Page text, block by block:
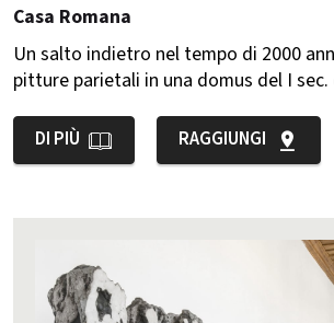
Casa Romana
Un salto indietro nel tempo di 2000
pitture parietali in una domus del I sec.
DI PIÙ RAGGIUNGI